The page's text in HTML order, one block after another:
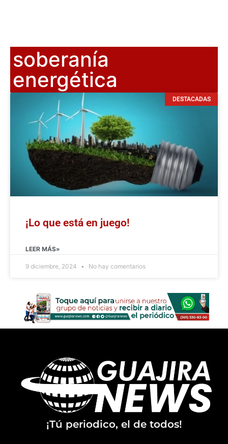
soberanía
energética
DESTACADAS
¡Lo que está en juego!
LEER MÁS»
9 diciembre, 2024 No hay comentarios
¡Tú periodico, el de todos!